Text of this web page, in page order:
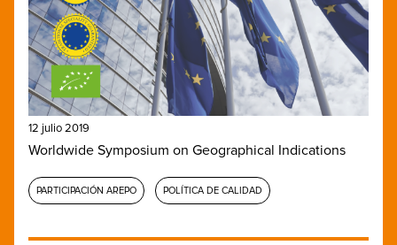
12 julio 2019
Worldwide Symposium on Geographical Indications
PARTICIPACIÓN AREPO POLÍTICA DE CALIDAD